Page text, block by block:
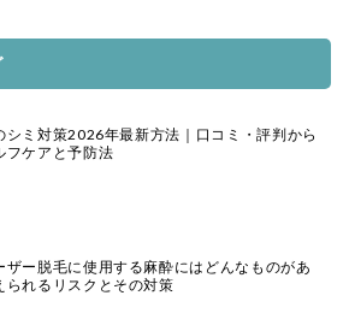
シミ対策2026年最新方法｜口コミ・評判から
フケアと予防法
ザー脱毛に使用する麻酔にはどんなものがあ
られるリスクとその対策